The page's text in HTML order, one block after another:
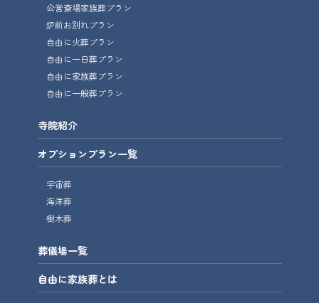
公営斎場家族葬プラン
炉前お別れプラン
自由に火葬プラン
自由に一日葬プラン
自由に家族葬プラン
自由に一般葬プラン
寺院紹介
オプションプラン一覧
宇宙葬
海洋葬
樹木葬
葬儀場一覧
自由に家族葬とは